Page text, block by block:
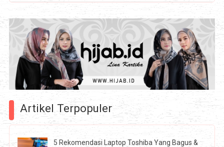
Artikel Terpopuler
5 Rekomendasi Laptop Toshiba Yang Bagus &